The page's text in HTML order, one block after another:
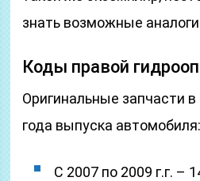
знать возможные
Коды правой
Оригинальные запчасти
года выпуска автомобиля:
С 2007 по 2009 г.г. –